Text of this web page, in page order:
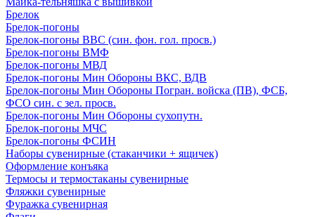
Брелок
Брелок-погоны
Брелок-погоны ВВС (син. фон. гол. просв.)
Брелок-погоны ВМФ
Брелок-погоны МВД
Брелок-погоны Мин Обороны ВКС, ВДВ
Брелок-погоны Мин Обороны Погран. войска (ПВ), ФСБ,
ФСО син. с зел. просв.
Брелок-погоны Мин Обороны сухопутн.
Брелок-погоны МЧС
Брелок-погоны ФСИН
Наборы сувенирные (стаканчики + ящичек)
Оформление конъяка
Термосы и термостаканы сувенирные
Фляжки сувенирные
Фуражка сувенирная